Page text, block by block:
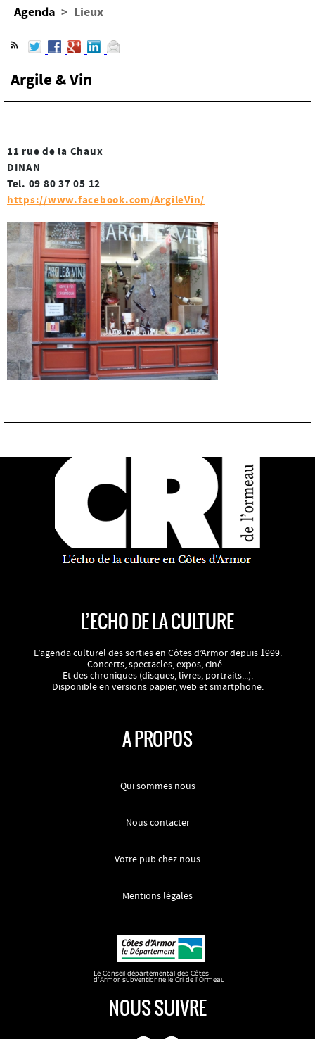
Agenda > Lieux
Argile & Vin
11 rue de la Chaux
DINAN
Tel. 09 80 37 05 12
https://www.facebook.com/ArgileVin/
L’ECHO DE LA CULTURE
L’agenda culturel des sorties en Côtes d’Armor depuis 1999.
Concerts, spectacles, expos, ciné...
Et des chroniques (disques, livres, portraits...).
Disponible en versions papier, web et smartphone.
A PROPOS
Qui sommes nous
Nous contacter
Votre pub chez nous
Mentions légales
NOUS SUIVRE